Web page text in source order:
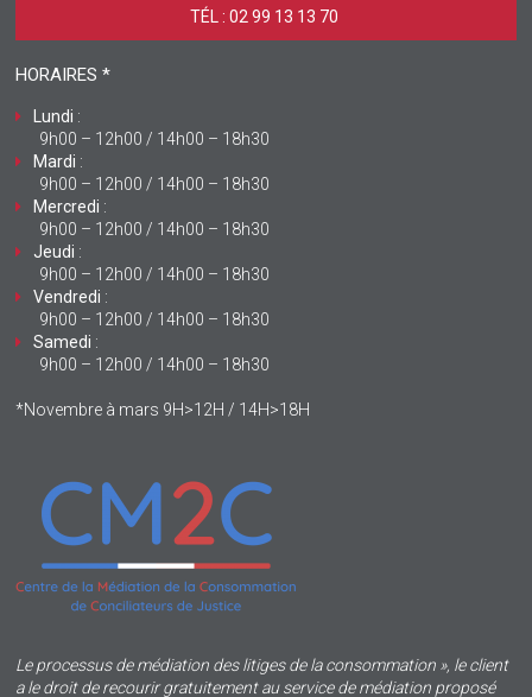
TÉL : 02 99 13 13 70 ‎
HORAIRES *
Lundi :
9h00 – 12h00 / 14h00 – 18h30
Mardi :
9h00 – 12h00 / 14h00 – 18h30
Mercredi :
9h00 – 12h00 / 14h00 – 18h30
Jeudi :
9h00 – 12h00 / 14h00 – 18h30
Vendredi :
9h00 – 12h00 / 14h00 – 18h30
Samedi :
9h00 – 12h00 / 14h00 – 18h30
*Novembre à mars 9H>12H / 14H>18H
Le processus de médiation des litiges de la consommation », le client
a le droit de recourir gratuitement au service de médiation proposé